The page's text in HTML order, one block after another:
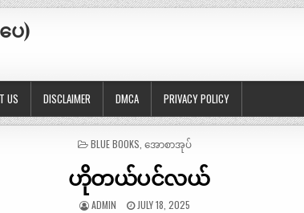
ေ)
US DISCLAIMER DMCA PRIVACY POLICY
POSTED
BLUE BOOKS ,အောစာအုပ်
ဟိုတယ်ပင်လယ်
ADMIN JULY 18, 2025